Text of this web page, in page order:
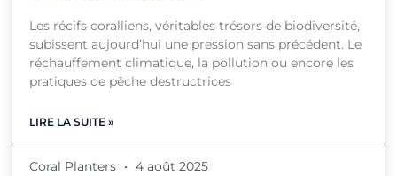
Les récifs coralliens, véritables trésors de biodiversité,
subissent aujourd’hui une pression sans précédent. Le
réchauffement climatique, la pollution ou encore les
pratiques de pêche destructrices
LIRE LA SUITE »
Coral Planters 4 août 2025